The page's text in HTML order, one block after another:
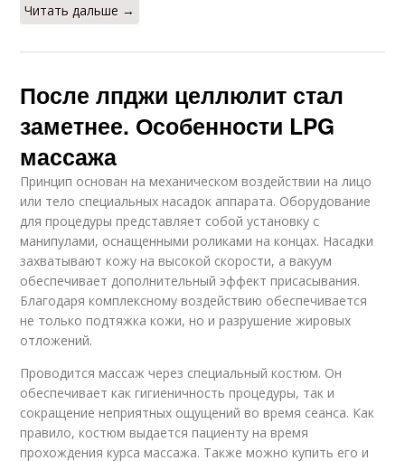
Читать дальше →
После лпджи целлюлит стал
заметнее. Особенности LPG
массажа
Принцип основан на механическом воздействии на лицо
или тело специальных насадок аппарата. Оборудование
для процедуры представляет собой установку с
манипулами, оснащенными роликами на концах. Насадки
захватывают кожу на высокой скорости, а вакуум
обеспечивает дополнительный эффект присасывания.
Благодаря комплексному воздействию обеспечивается
не только подтяжка кожи, но и разрушение жировых
отложений.
Проводится массаж через специальный костюм. Он
обеспечивает как гигиеничность процедуры, так и
сокращение неприятных ощущений во время сеанса. Как
правило, костюм выдается пациенту на время
прохождения курса массажа. Также можно купить его и